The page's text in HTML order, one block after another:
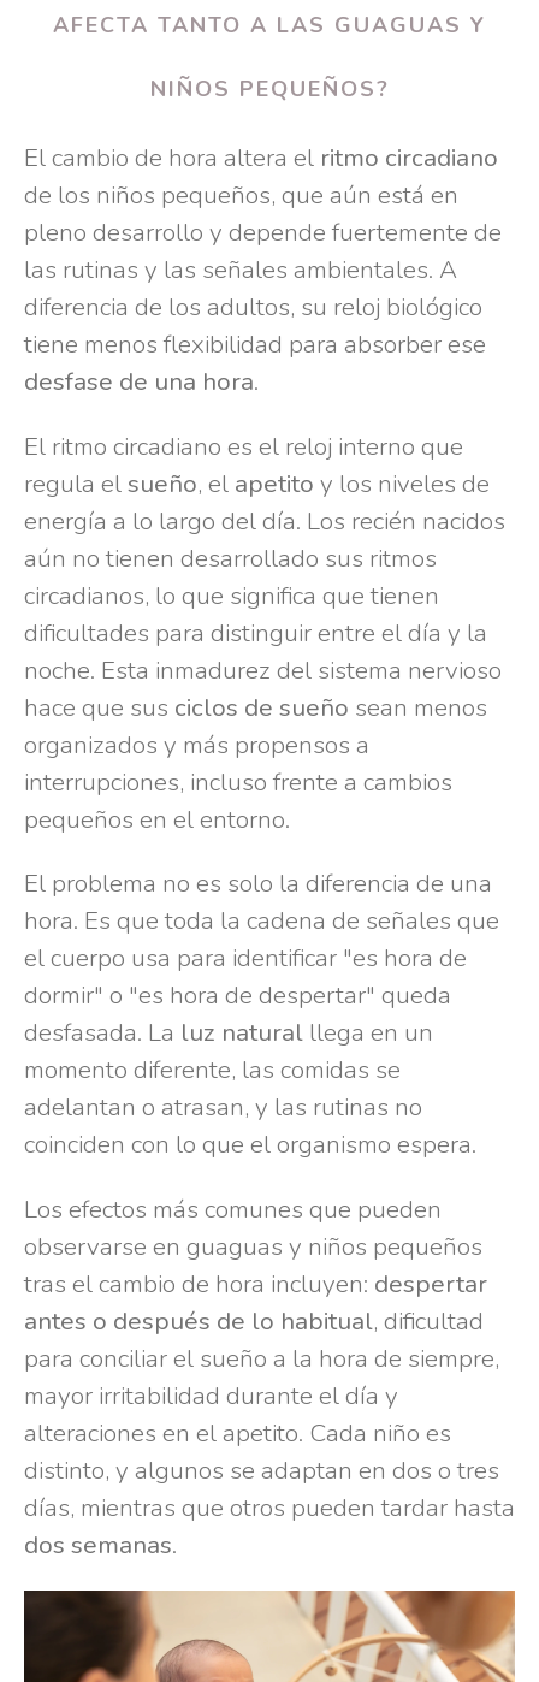
AFECTA TANTO A LAS GUAGUAS Y
NIÑOS PEQUEÑOS?
El cambio de hora altera el ritmo circadiano
de los niños pequeños, que aún está en
pleno desarrollo y depende fuertemente de
las rutinas y las señales ambientales. A
diferencia de los adultos, su reloj biológico
tiene menos flexibilidad para absorber ese
desfase de una hora.
El ritmo circadiano es el reloj interno que
regula elsueño, el apetito y los niveles de
energía a lo largo del día. Los recién nacidos
aún no tienen desarrollado sus ritmos
circadianos, lo que significa que tienen
dificultades para distinguir entre el día y la
noche. Esta inmadurez del sistema nervioso
hace que sus ciclos de sueño sean menos
organizados y más propensos a
interrupciones, incluso frente a cambios
pequeños en el entorno.
El problema no es solo la diferencia de una
hora. Es que toda la cadena de señales que
el cuerpo usa para identificar "es hora de
dormir" o "es hora de despertar" queda
desfasada. La luz natural llega en un
momento diferente, las comidas se
adelantan o atrasan, y las rutinas no
coinciden con lo que el organismo espera.
Los efectos más comunes que pueden
observarse en guaguas y niños pequeños
tras el cambio de hora incluyen: despertar
antes o después de lo habitual, dificultad
para conciliar el sueño a la hora de siempre,
mayor irritabilidad durante el día y
alteraciones en el apetito. Cada niño es
distinto, y algunos se adaptan en dos o tres
días, mientras que otros pueden tardar hasta
dos semanas.